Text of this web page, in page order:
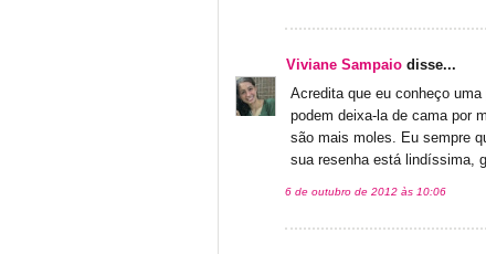
Viviane Sampaio disse...
Acredita que eu conheço
podem deixa-la de cama por
são mais moles. Eu sempre
sua resenha está lindíssima,
6 de outubro de 2012 às 10:06